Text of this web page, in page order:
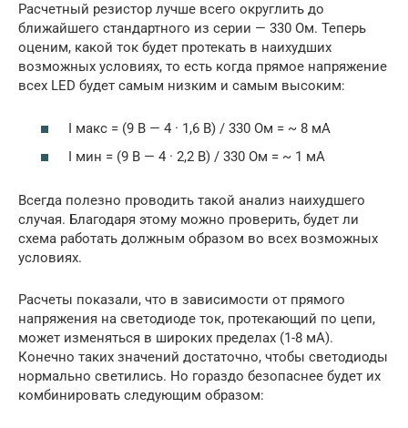
Расчетный резистор лучше всего округлить до
ближайшего стандартного из серии — 330 Ом. Теперь
оценим, какой ток будет протекать в наихудших
возможных условиях, то есть когда прямое напряжение
всех LED будет самым низким и самым высоким:
I макс = (9 В — 4 · 1,6 В) / 330 Ом = ~ 8 мА
I мин = (9 В — 4 · 2,2 В) / 330 Ом = ~ 1 мА
Всегда полезно проводить такой анализ наихудшего
случая. Благодаря этому можно проверить, будет ли
схема работать должным образом во всех возможных
условиях.
Расчеты показали, что в зависимости от прямого
напряжения на светодиоде ток, протекающий по цепи,
может изменяться в широких пределах (1-8 мА).
Конечно таких значений достаточно, чтобы светодиоды
нормально светились. Но гораздо безопаснее будет их
комбинировать следующим образом: